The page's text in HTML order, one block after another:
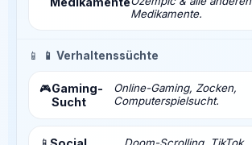
Medikamente.
📱 📱 Verhaltenssüchte
🎮Gaming-
Sucht
Online-Gaming, Zocken,
Computerspielsucht.
📱
Doom-Scrolling, TikTok,